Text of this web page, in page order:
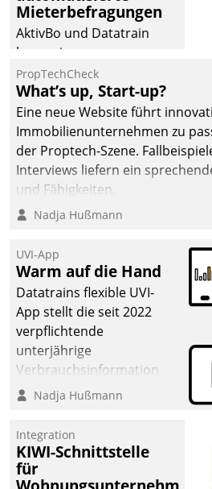
Mieterbefragungen
AktivBo und Datatrain
kooperieren –
Immobilienunternehmen
profitieren: Die nahtlose
Integration der Lösungen
von AktivBo und
Datatrain ermöglicht
automatisiert ausgelöste,
zielgerichtete
Mieterbefragungen – eine
starke Grundlage für
datengestützte
Entscheidungen.
PropTechCheck
What’s up, Start-up?
Eine neue Website führt
Immobilienunternehmen zu
der Proptech-Szene.
Interviews liefern ein
und Fähigkeiten.
Nadja Hußmann
UVI-App
Warm auf die Hand
Datatrains flexible UVI-
App stellt die seit 2022
verpflichtende
unterjährige
Verbrauchsinformation
schnell, zuverlässig und
Die monatlichen
Mitteilungen zum
Heizungs- und
Nadja Hußmann
Integration
KIWI-Schnittstelle
für